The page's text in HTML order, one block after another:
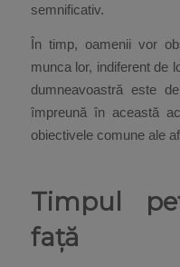
semnificativ.
În timp, oamenii vor
munca lor, indiferent de
dumneavoastră este
împreună în această
obiectivele comune ale
Timpul
față